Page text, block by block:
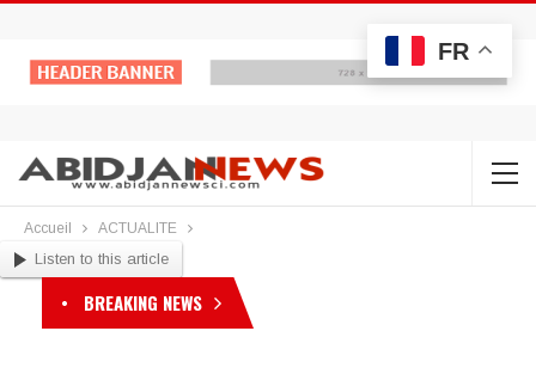
Accueil ACTUALITE
Listen to this article
BREAKING NEWS
FR